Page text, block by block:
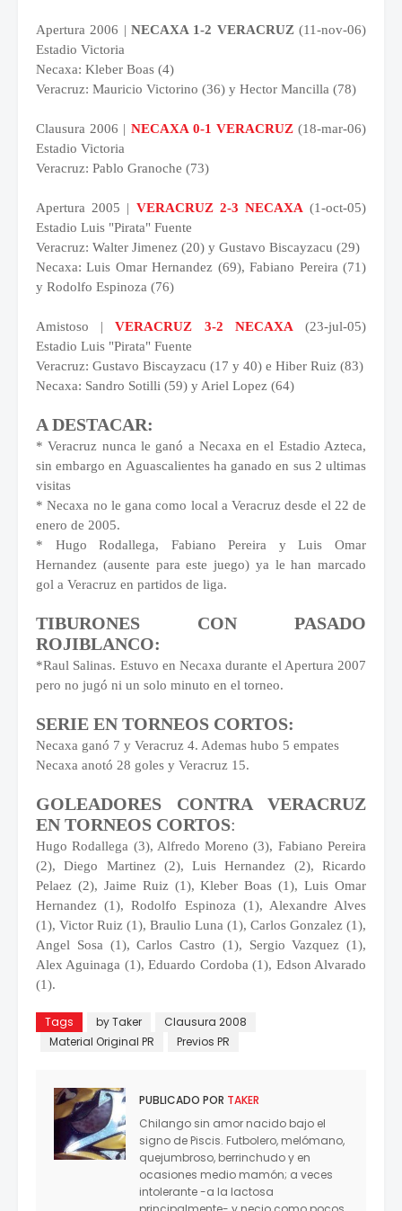
Apertura 2006 | NECAXA 1-2 VERACRUZ(11-nov-06)
Estadio Victoria
Necaxa: Kleber Boas (4)
Veracruz: Mauricio Victorino (36) y Hector Mancilla (78)
Clausura 2006 | NECAXA 0-1 VERACRUZ(18-mar-06)
Estadio Victoria
Veracruz: Pablo Granoche (73)
Apertura 2005 | VERACRUZ 2-3 NECAXA(1-oct-05)
Estadio Luis "Pirata" Fuente
Veracruz: Walter Jimenez (20) y Gustavo Biscayzacu (29)
Necaxa: Luis Omar Hernandez (69), Fabiano Pereira (71)
y Rodolfo Espinoza (76)
Amistoso |VERACRUZ 3-2 NECAXA(23-jul-05)
Estadio Luis "Pirata" Fuente
Veracruz: Gustavo Biscayzacu (17 y 40) e Hiber Ruiz (83)
Necaxa: Sandro Sotilli (59) y Ariel Lopez (64)
A DESTACAR:
* Veracruz nunca le ganó a Necaxa en el Estadio Azteca,
sin embargo en Aguascalientes ha ganado en sus 2 ultimas
visitas
* Necaxa no le gana como local a Veracruz desde el 22 de
enero de 2005.
* Hugo Rodallega, Fabiano Pereira y Luis Omar
Hernandez (ausente para este juego) ya le han marcado
gol a Veracruz en partidos de liga.
TIBURONES CON PASADO
ROJIBLANCO:
*Raul Salinas. Estuvo en Necaxa durante el Apertura 2007
pero no jugó ni un solo minuto en el torneo.
SERIE EN TORNEOS CORTOS:
Necaxa ganó 7 y Veracruz 4. Ademas hubo 5 empates
Necaxa anotó 28 goles y Veracruz 15.
GOLEADORES CONTRA VERACRUZ
EN TORNEOS CORTOS:
Hugo Rodallega (3), Alfredo Moreno (3), Fabiano Pereira
(2), Diego Martinez (2), Luis Hernandez (2), Ricardo
Pelaez (2), Jaime Ruiz (1), Kleber Boas (1), Luis Omar
Hernandez (1), Rodolfo Espinoza (1), Alexandre Alves
(1), Victor Ruiz (1), Braulio Luna (1), Carlos Gonzalez (1),
Angel Sosa (1), Carlos Castro (1), Sergio Vazquez (1),
Alex Aguinaga (1), Eduardo Cordoba (1), Edson Alvarado
(1).
Tags by Taker
Clausura 2008
Material Original PR
Previos PR
PUBLICADO POR TAKER
Chilango sin amor nacido bajo el
signo de Piscis. Futbolero, melómano,
quejumbroso, berrinchudo y en
ocasiones medio mamón; a veces
intolerante -a la lactosa